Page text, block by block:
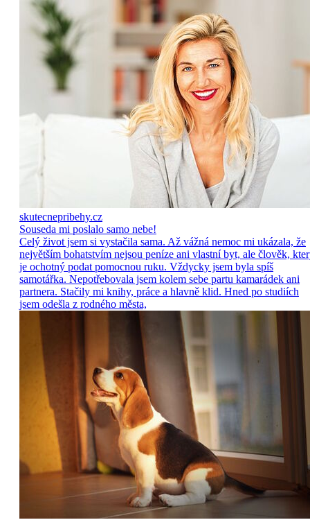
skutecnepribehy.cz
Souseda mi poslalo samo nebe!
Celý život jsem si vystačila sama. Až vážná nemoc mi ukázala, že
největším bohatstvím nejsou peníze ani vlastní byt, ale člověk,
je ochotný podat pomocnou ruku. Vždycky jsem byla spíš
samotářka. Nepotřebovala jsem kolem sebe partu kamarádek ani
partnera. Stačily mi knihy, práce a hlavně klid. Hned po studiích
jsem odešla z rodného města,